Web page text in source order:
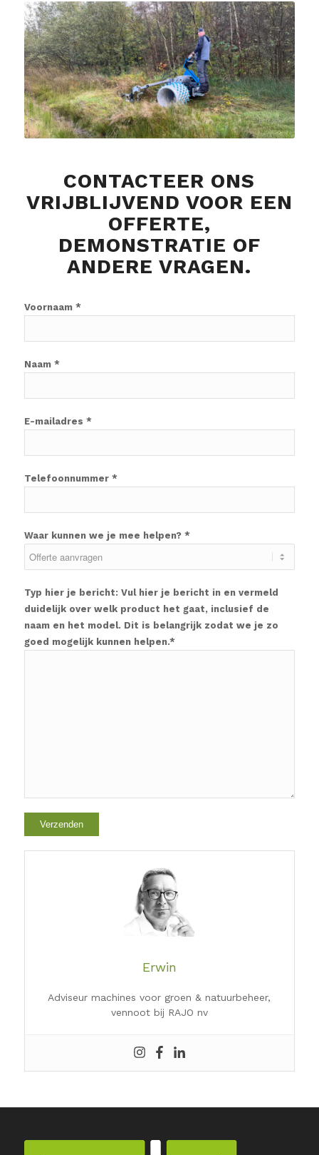
CONTACTEER ONS
VRIJBLIJVEND VOOR EEN
OFFERTE,
DEMONSTRATIE OF
ANDERE VRAGEN.
Voornaam *
Naam *
E-mailadres *
Telefoonnummer *
Waar kunnen we je mee helpen? *
Typ hier je bericht: Vul hier je bericht in en vermeld
duidelijk over welk product het gaat, inclusief de
naam en het model. Dit is belangrijk zodat we je zo
goed mogelijk kunnen helpen.*
Erwin
Adviseur machines voor groen & natuurbeheer,
vennoot bij RAJO nv